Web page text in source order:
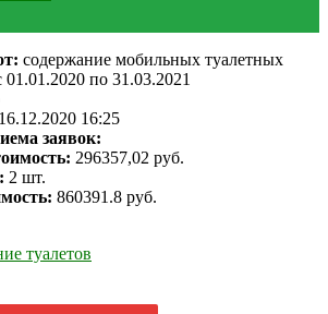
содержание мобильных туалетных
по 31.03.2021
16.12.2020 16:25
заявок:
296357,02 руб.
2 шт.
860391.8 руб.
туалетов